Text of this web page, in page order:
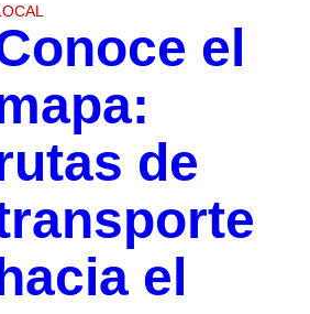
el
de
el